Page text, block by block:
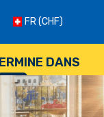
FR(CHF)
DANS
--